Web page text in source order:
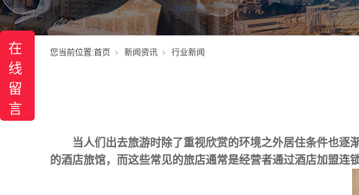
您当前位置:首页 新闻资讯 行业新闻
当人们出去旅游时除了重视欣赏的环境之外居住条件也
的酒店旅馆，而这些常见的旅店通常是经营者通过酒店加盟连
在
线
留
言